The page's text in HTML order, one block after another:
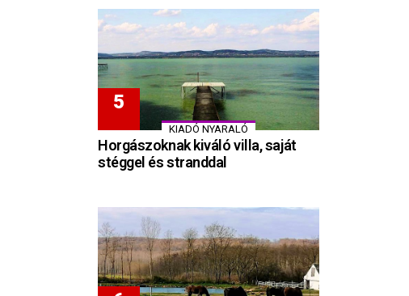
KIADÓ NYARALÓ
Horgászoknak kiváló villa, saját
stéggel és stranddal